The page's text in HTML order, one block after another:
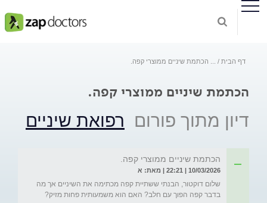
דף הבית הכתמת שיניים ממוצרי קפה.
הכתמת שיניים ממוצרי קפה.
דיון מתוך פורום רפואת שיניים
הכתמת שיניים ממוצרי קפה.
10/03/2026 | 22:21 | מאת: א
שלום דוקטור, הבנתי ששתיית קפה מכתימה את השיניים אך מה